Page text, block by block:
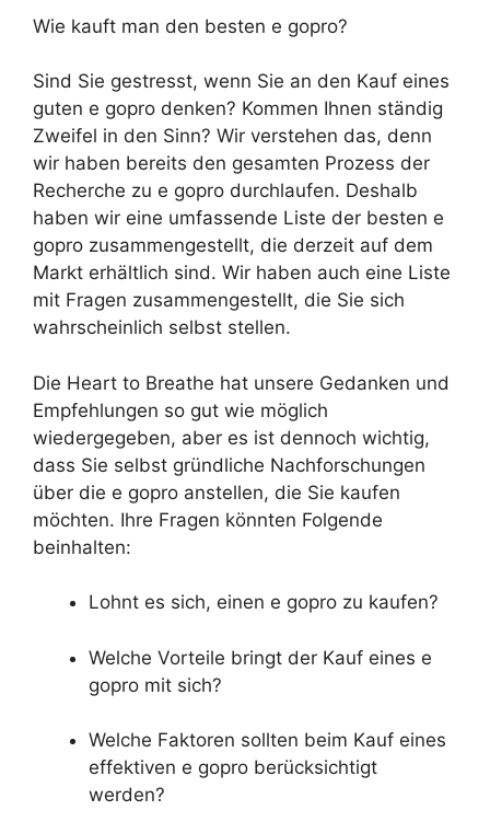
Wie kauft man den besten e gopro?
Sind Sie gestresst, wenn Sie an den Kauf eines
guten e gopro denken? Kommen Ihnen ständig
Zweifel in den Sinn? Wir verstehen das, denn
wir haben bereits den gesamten Prozess der
Recherche zu e gopro durchlaufen. Deshalb
haben wir eine umfassende Liste der besten e
gopro zusammengestellt, die derzeit auf dem
Markt erhältlich sind. Wir haben auch eine Liste
mit Fragen zusammengestellt, die Sie sich
wahrscheinlich selbst stellen.
Die Heart to Breathe hat unsere Gedanken und
Empfehlungen so gut wie möglich
wiedergegeben, aber es ist dennoch wichtig,
dass Sie selbst gründliche Nachforschungen
über die e gopro anstellen, die Sie kaufen
möchten. Ihre Fragen könnten Folgende
beinhalten:
Lohnt es sich, einen e gopro zu kaufen?
Welche Vorteile bringt der Kauf eines e
gopro mit sich?
Welche Faktoren sollten beim Kauf eines
effektiven e gopro berücksichtigt
werden?